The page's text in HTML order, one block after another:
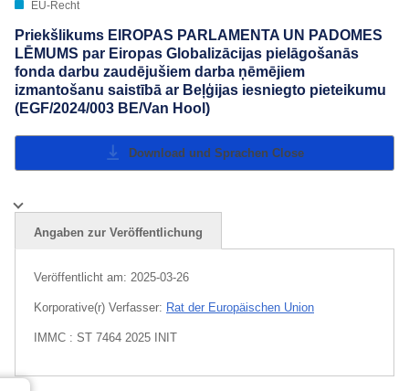
EU-Recht
Priekšlikums EIROPAS PARLAMENTA UN PADOMES
LĒMUMS par Eiropas Globalizācijas pielāgošanās
fonda darbu zaudējušiem darba ņēmējiem
izmantošanu saistībā ar Beļģijas iesniegto pieteikumu
(EGF/2024/003 BE/Van Hool)
Download und Sprachen Close
Angaben zur Veröffentlichung
Veröffentlicht am: 2025-03-26
Korporative(r) Verfasser: Rat der Europäischen Union
IMMC : ST 7464 2025 INIT